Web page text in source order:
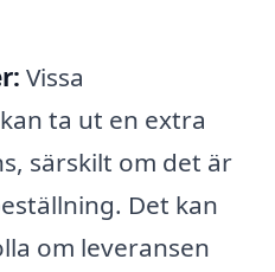
Vissa
ta ut en extra
särskilt om det är
Det kan
om leveransen